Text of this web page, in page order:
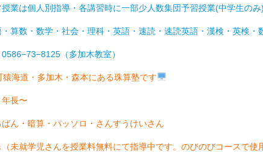
業は個人別指導・各講習時に一部少人数集団予習授業(中学生のみ
算数・数学・社会・理科・英語・速読・速読英語・漢検・英検・
（多加木教室）
猿海道・多加木・森本にある珠算塾です
長〜
ん・暗算・パッソロ・さんすうけいさん
未就学児さんを授業料無料にて指導中です。のびのびコースで使